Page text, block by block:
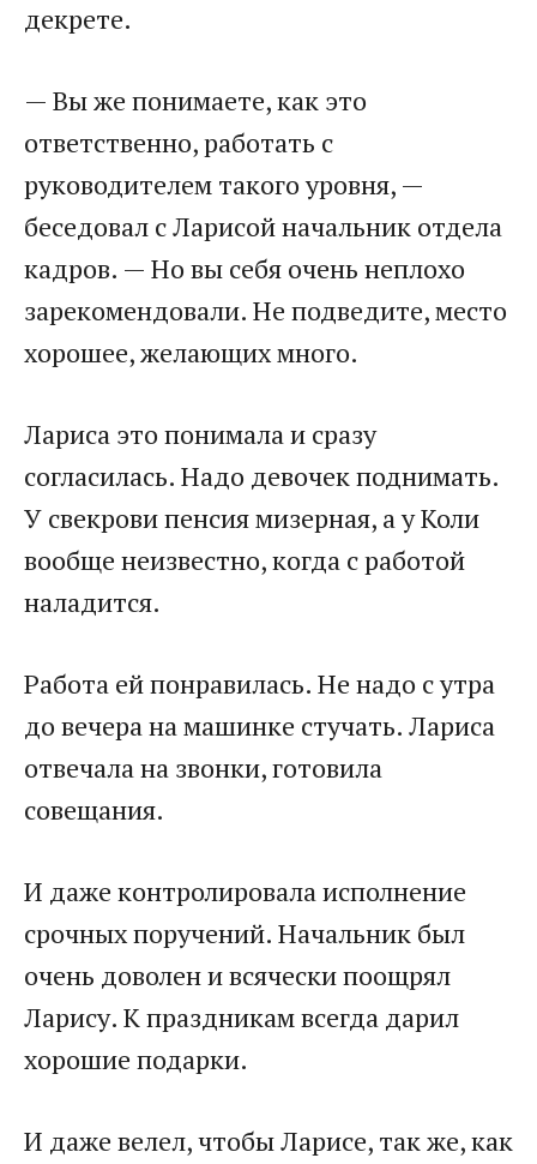
декрете.
— Вы же понимаете, как это
ответственно, работать с
руководителем такого уровня, —
беседовал с Ларисой начальник отдела
кадров. — Но вы себя очень неплохо
зарекомендовали. Не подведите, место
хорошее, желающих много.
Лариса это понимала и сразу
согласилась. Надо девочек поднимать.
У свекрови пенсия мизерная, а у Коли
вообще неизвестно, когда с работой
наладится.
Работа ей понравилась. Не надо с утра
до вечера на машинке стучать. Лариса
отвечала на звонки, готовила
совещания.
И даже контролировала исполнение
срочных поручений. Начальник был
очень доволен и всячески поощрял
Ларису. К праздникам всегда дарил
хорошие подарки.
И даже велел, чтобы Ларисе, так же, как